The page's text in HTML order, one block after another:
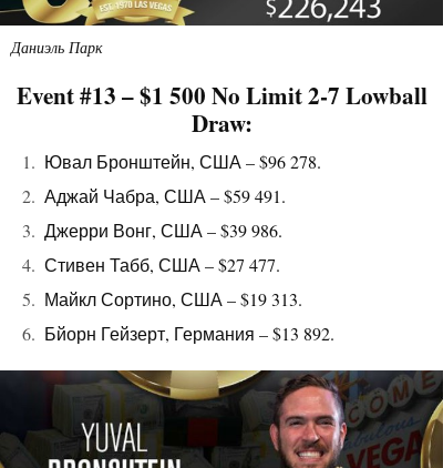
Даниэль Парк
Event #13 – $1 500 No Limit 2-7 Lowball
Draw:
Ювал Бронштейн, США – $96 278.
Аджай Чабра, США – $59 491.
Джерри Вонг, США – $39 986.
Стивен Табб, США – $27 477.
Майкл Сортино, США – $19 313.
Бйорн Гейзерт, Германия – $13 892.